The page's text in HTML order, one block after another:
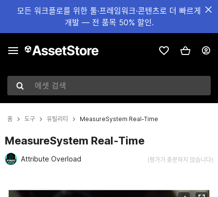
모든 워크플로를 위한 툴·프레임워크·콘텐츠로 더 빠르게
개발 — 전 품목 50% 할인.
에셋 검색
홈 도구 유틸리티 MeasureSystem Real-Time
MeasureSystem Real-Time
Attribute Overload (평가가 충분하지 않습니다)
현재 슬라이드: 1 / 5